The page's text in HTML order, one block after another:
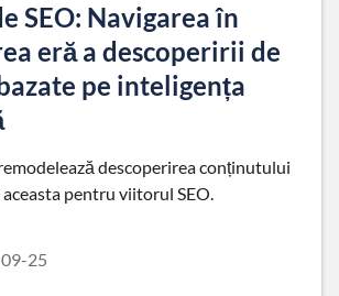
SEO: Navigarea în
eră a descoperirii de
pe inteligența
descoperirea conținutului
pentru viitorul SEO.
25